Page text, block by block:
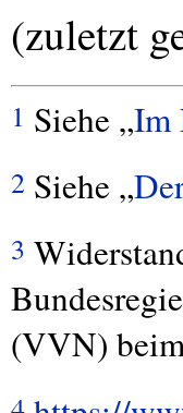
(zuletzt
1 Siehe „Im
2 Siehe „
3
(VVN)